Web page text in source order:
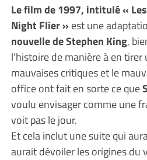
Le film de 1997, intitulé «
Night Flier » est une
nouvelle de Stephen King,
l’histoire de manière à en
mauvaises critiques et le
office ont fait en sorte ce que
voulu envisager comme une
voit pas le jour.
Et cela inclut une suite qui
aurait dévoiler les origines du